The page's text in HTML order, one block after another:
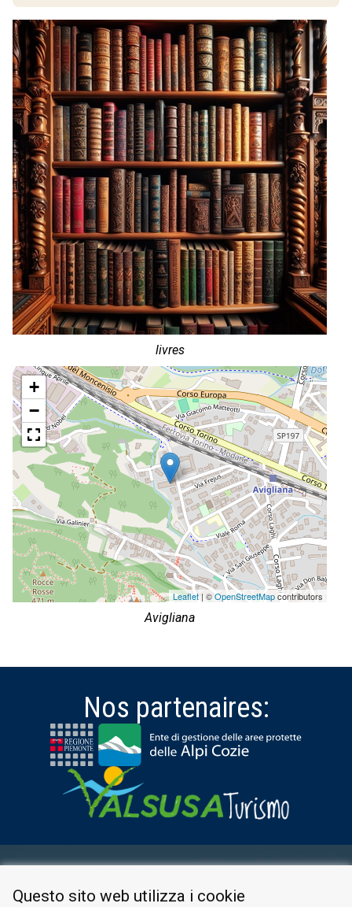
livres
+
−
Leaflet | ©OpenStreetMapcontributors
Avigliana
Nos partenaires:
PRIVACY POLICY
Questo sito web utilizza i cookie